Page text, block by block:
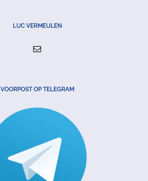
LUC VERMEULEN
VOORPOST OP TELEGRAM